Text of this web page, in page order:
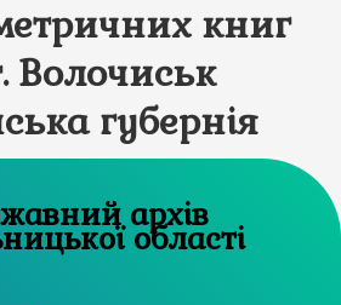
книг
Волочиськ
губернія
архів
області